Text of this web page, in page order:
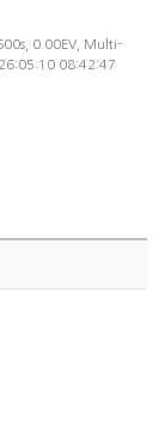
0.00EV, Multi-
08:42:47